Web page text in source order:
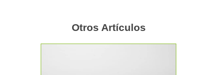
Otros Artículos